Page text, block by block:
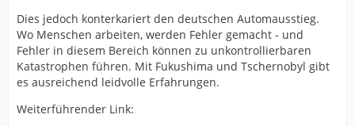
Dies jedoch konterkariert den deutschen Automausstieg.
Wo Menschen arbeiten, werden Fehler gemacht - und
Fehler in diesem Bereich können zu unkontrollierbaren
Katastrophen führen. Mit Fukushima und Tschernobyl gibt
es ausreichend leidvolle Erfahrungen.
Weiterführender Link: